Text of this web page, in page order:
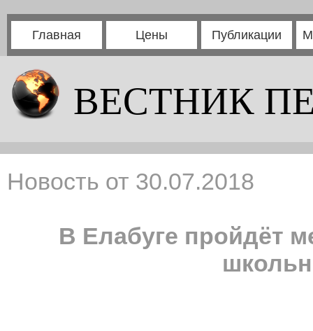
Главная Цены Публикации
ВЕСТНИК
Новость от 30.07.2018
В Елабуге пройдёт